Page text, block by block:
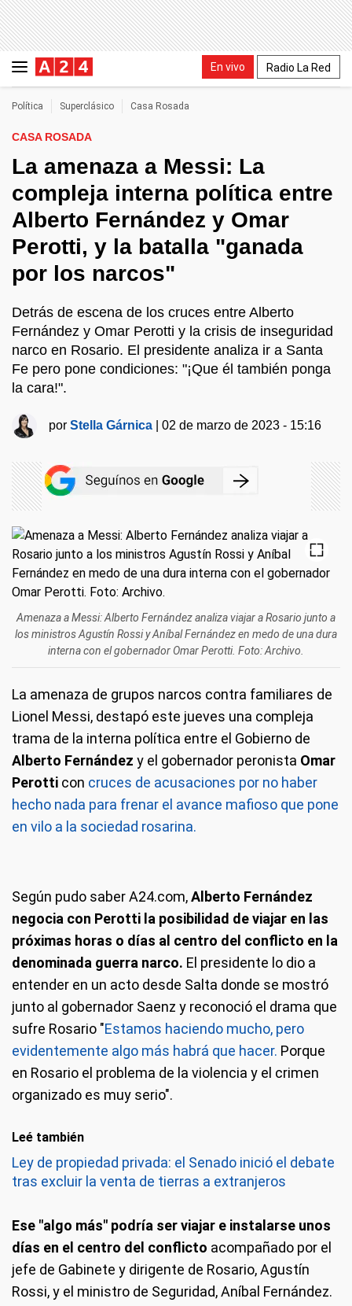
En vivo Radio La Red
Política Superclásico Casa Rosada
CASA ROSADA
La amenaza a Messi: La
compleja interna política entre
Alberto Fernández y Omar
Perotti, y la batalla "ganada
por los narcos"
Detrás de escena de los cruces entre Alberto
Fernández y Omar Perotti y la crisis de inseguridad
narco en Rosario. El presidente analiza ir a Santa
Fe pero pone condiciones: "¡Que él también ponga
la cara!".
porStella Gárnica |02 de marzo de 2023 - 15:16
Amenaza a Messi: Alberto Fernández analiza viajar a Rosario junto a
los ministros Agustín Rossi y Aníbal Fernández en medo de una dura
interna con el gobernador Omar Perotti. Foto: Archivo.
La amenaza de grupos narcos contra familiares de
Lionel Messi, destapó este jueves una compleja
trama de la interna política entre el Gobierno de
Alberto Fernández y el gobernador peronista Omar
Perotti con cruces de acusaciones por no haber
hecho nada para frenar el avance mafioso que pone
en vilo a la sociedad rosarina.
Según pudo saber A24.com,Alberto Fernández
negocia con Perotti la posibilidad de viajar en las
próximas horas o días al centro del conflicto en la
denominada guerra narco. El presidente lo dio a
entender en un acto desde Salta donde se mostró
junto al gobernador Saenz y reconoció el drama que
sufre Rosario "Estamos haciendo mucho, pero
evidentemente algo más habrá que hacer. Porque
en Rosario el problema de la violencia y el crimen
organizado es muy serio".
Leé también
Ley de propiedad privada: el Senado inició el debate
tras excluir la venta de tierras a extranjeros
Ese "algo más" podría ser viajar e instalarse unos
días en el centro del conflicto acompañado por el
jefe de Gabinete y dirigente de Rosario, Agustín
Rossi, y el ministro de Seguridad, Aníbal Fernández.